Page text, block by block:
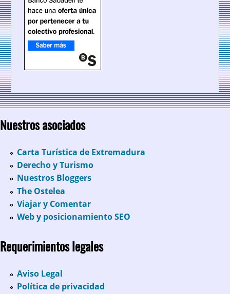
Nuestros asociados
Carta Turística de Extremadura
Derecho y Turismo
Nuestros Bloggers
The Ostelea
Viajar y Comentar
Web y posicionamiento SEO
Requerimientos legales
Aviso Legal
Política de privacidad